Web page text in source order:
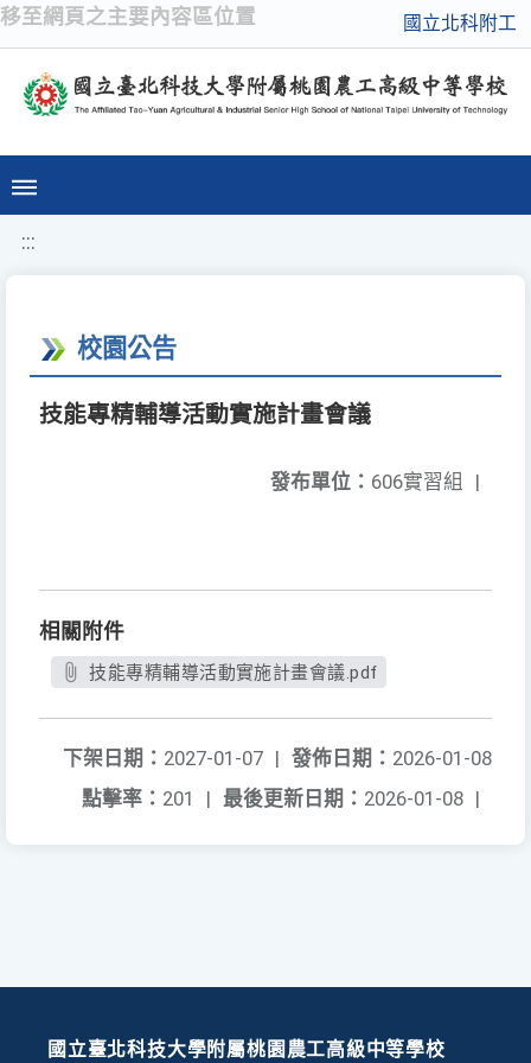
移至網頁之主要內容區位置 國立北科附工
:::
校園公告
技能專精輔導活動實施計畫會議
發布單位： 606實習組 |
相關附件
技能專精輔導活動實施計畫會議.pdf
發佈日期： 2026-01-08
下架日期： 2027-01-07 |
最後更新日期： 2026-01-08 |
點擊率： 201 |
國立臺北科技大學附屬桃園農工高級中等學校